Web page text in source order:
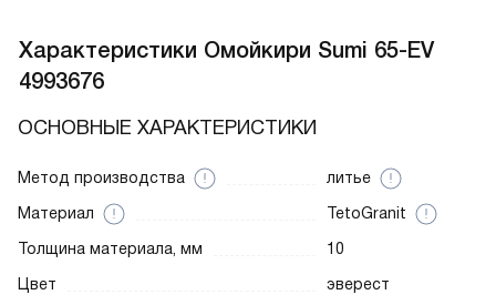
Характеристики Омойкири Sumi 65-EV
4993676
ОСНОВНЫЕ ХАРАКТЕРИСТИКИ
Метод производства
литье
Материал
TetoGranit
Толщина материала, мм
10
Цвет
эверест